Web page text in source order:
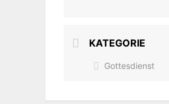
KATEGORIE
Gottesdienst